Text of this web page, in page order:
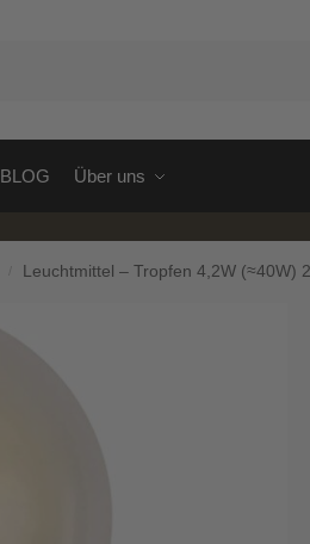
BLOG Über uns
Leuchtmittel – Tropfen 4,2W (≈40W)